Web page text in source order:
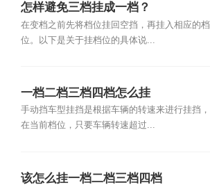
怎样避免三档挂成一档？
在变档之前先将档位挂回空挡，再挂入相应的档
位。以下是关于挂档位的具体说...
一档二档三档四档怎么挂
手动挡车型挂挡是根据车辆的转速来进行挂挡，
在当前档位，只要车辆转速超过...
该怎么挂一档二档三档四档